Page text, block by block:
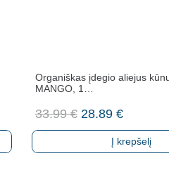
Organiškas įdegio aliejus
MANGO, 1…
33.99€ Original
price
28.89 €Current
price
is:
Į krepšelį